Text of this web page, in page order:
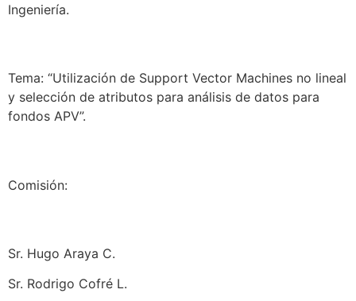
Ingeniería.
Tema: “Utilización de Support Vector Machines no lineal
y selección de atributos para análisis de datos para
fondos APV”.
Comisión:
Sr. Hugo Araya C.
Sr. Rodrigo Cofré L.